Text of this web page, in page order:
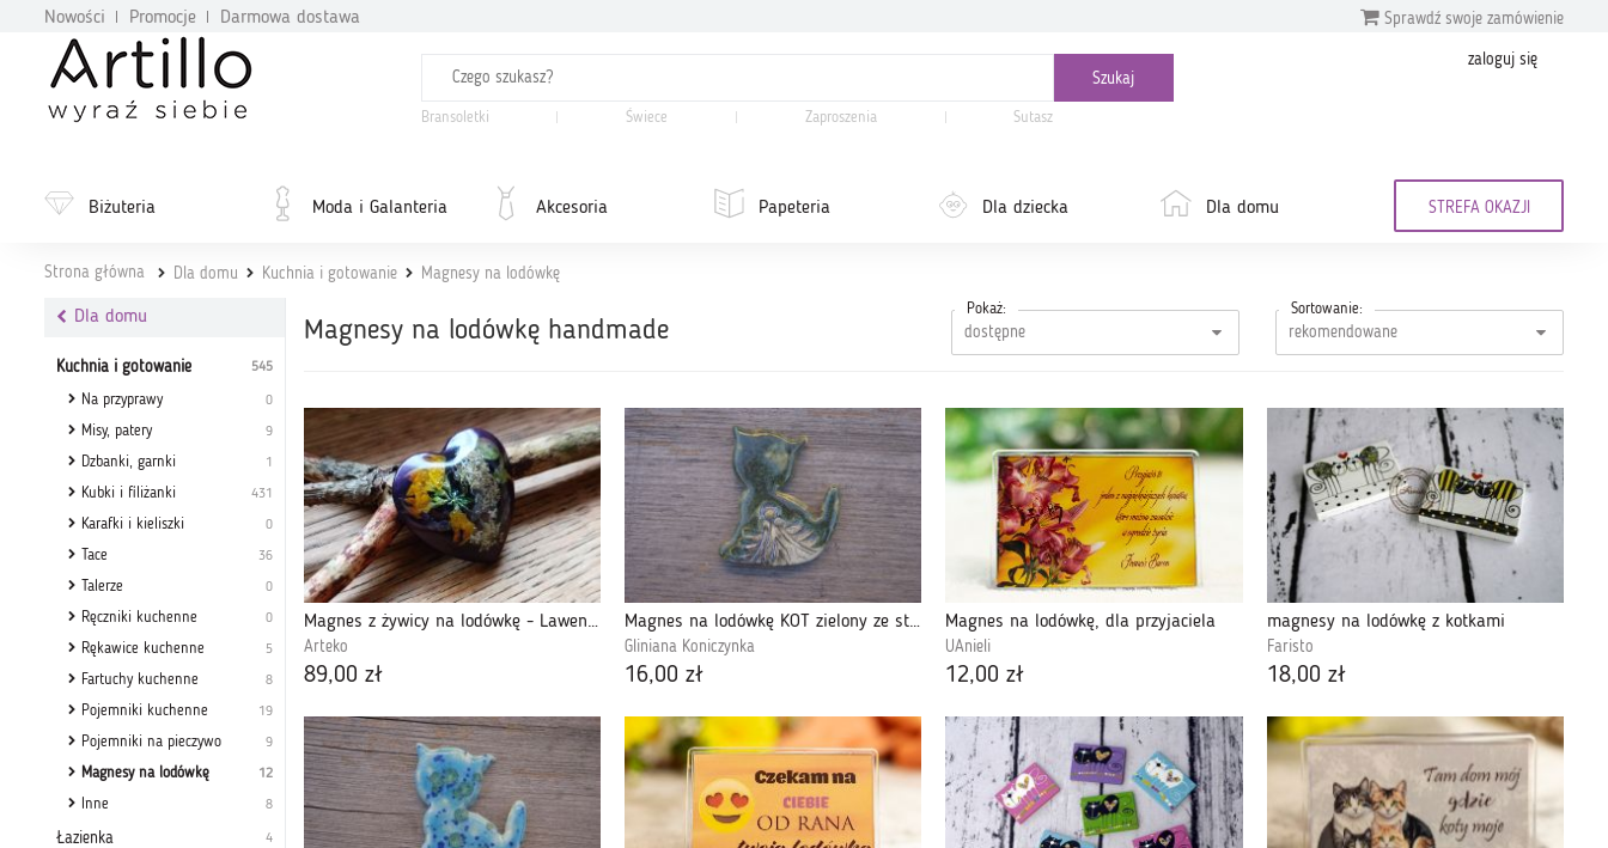
Nowości Promocje Darmowa dostawa Sprawdź swoje zamówienie
Bransoletki Świece Zaproszenia Sutasz
zaloguj się
Biżuteria Moda i Galanteria Akcesoria Papeteria Dla dziecka Dla domu STREFA OKAZJI
Strona główna Dla domu Kuchnia i gotowanie Magnesy na lodówkę
Magnesy na lodówkę handmade
Pokaż: Sortowanie:
Magnes z żywicy na lodówkę - Lawendowe Serce Natury
Arteko
89,00 zł
Magnes na lodówkę KOT zielony ze stemplem
Gliniana Koniczynka
16,00 zł
Magnes na lodówkę, dla przyjaciela
UAnieli
12,00 zł
magnesy na lodówkę z kotkami
Faristo
18,00 zł
Dla domu
Kuchnia i gotowanie 545
Na przyprawy 0
Misy, patery 9
Dzbanki, garnki 1
Kubki i filiżanki 431
Karafki i kieliszki 0
Tace 36
Talerze 0
Ręczniki kuchenne 0
Rękawice kuchenne 5
Fartuchy kuchenne 8
Pojemniki kuchenne 19
Pojemniki na pieczywo 9
Magnesy na lodówkę 12
Inne 8
Łazienka 4